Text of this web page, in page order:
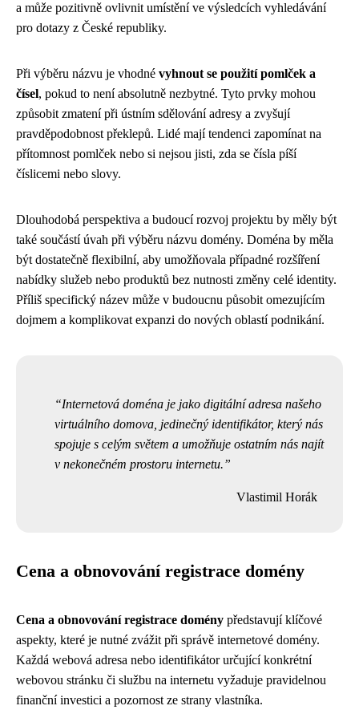
a může pozitivně ovlivnit umístění ve výsledcích vyhledávání
pro dotazy z České republiky.
Při výběru názvu je vhodné vyhnout se použití pomlček a
čísel, pokud to není absolutně nezbytné. Tyto prvky mohou
způsobit zmatení při ústním sdělování adresy a zvyšují
pravděpodobnost překlepů. Lidé mají tendenci zapomínat na
přítomnost pomlček nebo si nejsou jisti, zda se čísla píší
číslicemi nebo slovy.
Dlouhodobá perspektiva a budoucí rozvoj projektu by měly být
také součástí úvah při výběru názvu domény. Doména by měla
být dostatečně flexibilní, aby umožňovala případné rozšíření
nabídky služeb nebo produktů bez nutnosti změny celé identity.
Příliš specifický název může v budoucnu působit omezujícím
dojmem a komplikovat expanzi do nových oblastí podnikání.
Internetová doména je jako digitální adresa našeho
virtuálního domova, jedinečný identifikátor, který nás
spojuje s celým světem a umožňuje ostatním nás najít
v nekonečném prostoru internetu.
Vlastimil Horák
Cena a obnovování registrace domény
Cena a obnovování registrace domény představují klíčové
aspekty, které je nutné zvážit při správě internetové domény.
Každá webová adresa nebo identifikátor určující konkrétní
webovou stránku či službu na internetu vyžaduje pravidelnou
finanční investici a pozornost ze strany vlastníka.